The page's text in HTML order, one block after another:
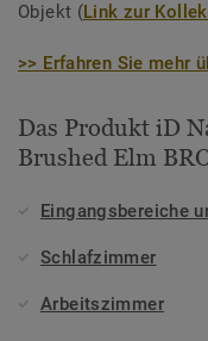
Objekt (Link zur
>> Erfahren Sie mehr
Das Produkt iD
Brushed Elm
Eingangsbereiche
Schlafzimmer
Arbeitszimmer